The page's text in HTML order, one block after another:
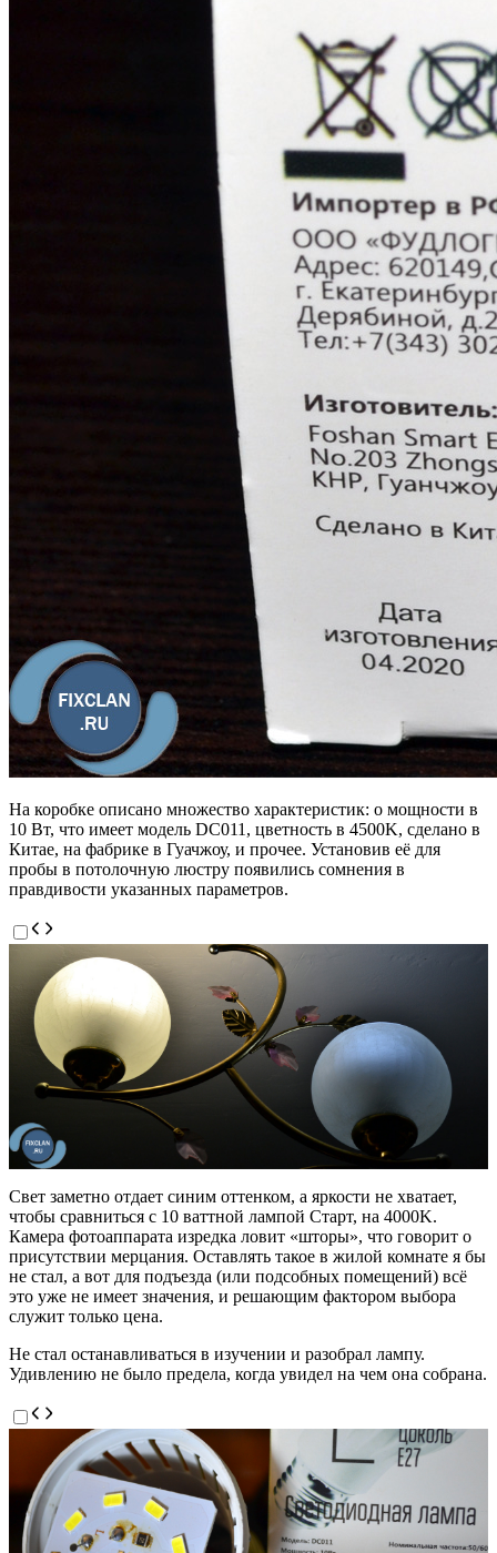
На коробке описано множество характеристик: о мощности в
10 Вт, что имеет модель DC011, цветность в 4500K, сделано в
Китае, на фабрике в Гуачжоу, и прочее. Установив её для
пробы в потолочную люстру появились сомнения в
правдивости указанных параметров.
Свет заметно отдает синим оттенком, а яркости не хватает,
чтобы сравниться с 10 ваттной лампой Старт, на 4000K.
Камера фотоаппарата изредка ловит «шторы», что говорит о
присутствии мерцания. Оставлять такое в жилой комнате я бы
не стал, а вот для подъезда (или подсобных помещений) всё
это уже не имеет значения, и решающим фактором выбора
служит только цена.
Не стал останавливаться в изучении и разобрал лампу.
Удивлению не было предела, когда увидел на чем она собрана.